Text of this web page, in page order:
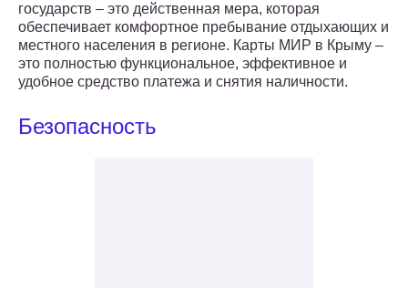
государств – это действенная мера, которая
обеспечивает комфортное пребывание отдыхающих и
местного населения в регионе. Карты МИР в Крыму –
это полностью функциональное, эффективное и
удобное средство платежа и снятия наличности.
Безопасность